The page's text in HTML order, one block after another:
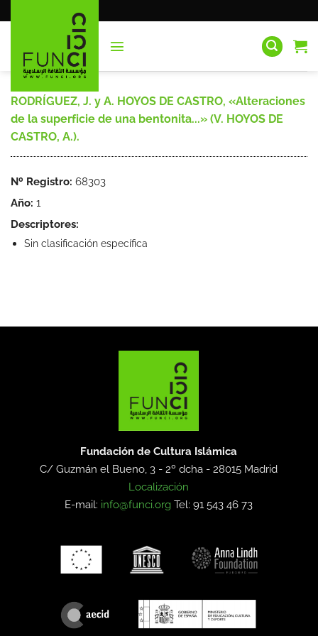
al
RODRÍGUEZ, J. y A. HOYOS DE CASTRO, «Alteraciones
de la superficie de una bentonita...» (V. HOYOS DE
CASTRO, A.).
Nº Registro: 68303
Año: 1
Descriptores:
Sin clasificación específica
Fundación de Cultura Islámica
C/ Guzmán el Bueno, 3 - 2º dcha -28015 Madrid
Localización
E-mail: info@funci.org Tel: 91 543 46 73